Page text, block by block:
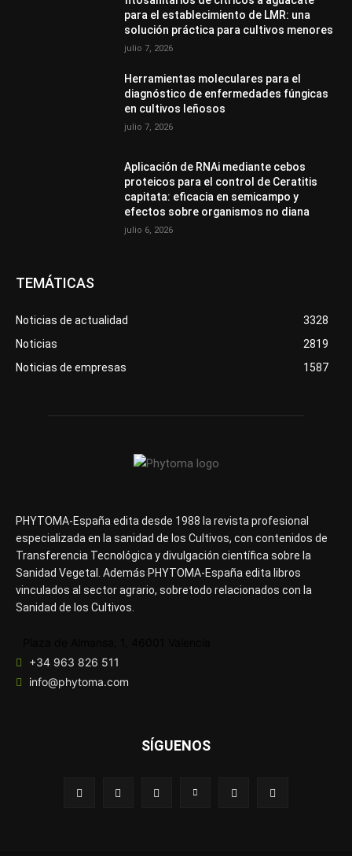
para el establecimiento de LMR: una
solución práctica para cultivos menores
julio 7, 2026
Herramientas moleculares para el
diagnóstico de enfermedades fúngicas
en cultivos leñosos
julio 7, 2026
Aplicación de RNAi mediante cebos
proteicos para el control de Ceratitis
capitata: eficacia en semicampo y
efectos sobre organismos no diana
julio 6, 2026
TEMÁTICAS
Noticias de actualidad
3328
Noticias
2819
Noticias de empresas
1587
PHYTOMA-España edita desde 1988 la revista profesional
especializada en la sanidad de los Cultivos, con contenidos de
Transferencia Tecnológica y divulgación científica sobre la
Sanidad Vegetal. Además PHYTOMA-España edita libros
vinculados al sector agrario, sobretodo relacionados con la
Sanidad de los Cultivos.
+34 963 826 511
info@phytoma.com
SÍGUENOS